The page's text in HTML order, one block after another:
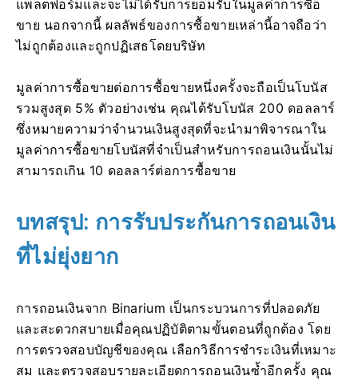
แพลตฟอร์มและจะไม่ได้รับการยอมรับในมูลค่าการซื้อ
ขาย นอกจากนี้ ผลลัพธ์ของการซื้อขายเหล่านี้อาจถือว่า
ไม่ถูกต้องและถูกปฏิเสธโดยบริษัท
มูลค่าการซื้อขายต่อการซื้อขายหนึ่งครั้งจะถือเป็นโบนัส
รวมสูงสุด 5% ตัวอย่างเช่น คุณได้รับโบนัส 200 ดอลลาร์
ซึ่งหมายความว่าจำนวนเงินสูงสุดที่จะนำมาพิจารณาใน
มูลค่าการซื้อขายโบนัสที่จำเป็นสำหรับการถอนเงินนั้นไม่
สามารถเกิน 10 ดอลลาร์ต่อการซื้อขาย
บทสรุป: การรับประกันการถอนเงิน
ที่ไม่ยุ่งยาก
การถอนเงินจาก Binarium เป็นกระบวนการที่ปลอดภัย
และสะดวกสบายเมื่อคุณปฏิบัติตามขั้นตอนที่ถูกต้อง โดย
การตรวจสอบบัญชีของคุณ เลือกวิธีการชำระเงินที่เหมาะ
สม และตรวจสอบรายละเอียดการถอนเงินซ้ำอีกครั้ง คุณ